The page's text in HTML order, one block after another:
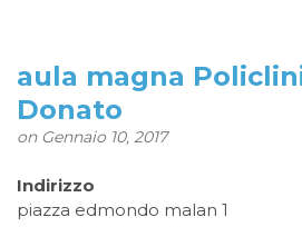
aula magna
Donato
on Gennaio 10, 2017
Indirizzo
piazza edmondo malan 1